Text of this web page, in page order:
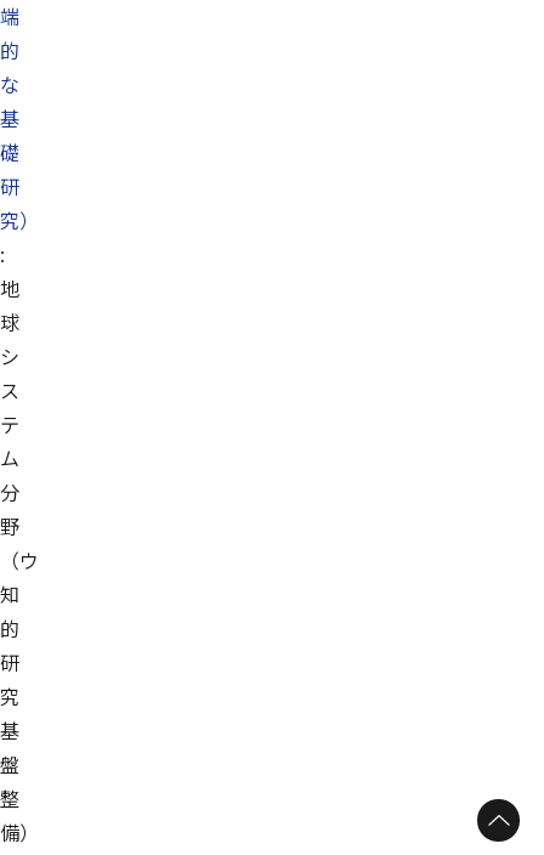
端
的
な
基
礎
研
究）
:
地
球
シ
ス
テ
ム
分
野
（ウ
知
的
研
究
基
盤
整
備）